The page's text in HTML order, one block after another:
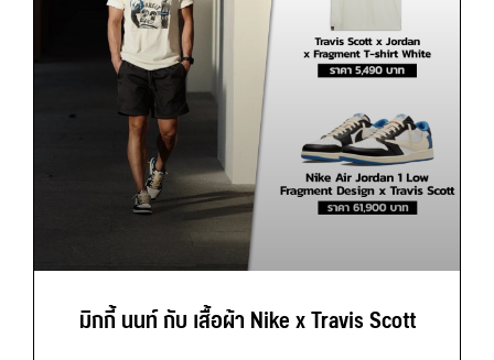
มิกกี้ นนท์ กับ เสื้อผ้า Nike x Travis Scott